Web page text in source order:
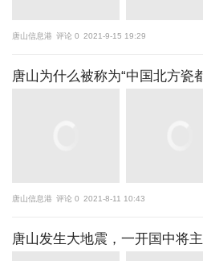
唐山信息港 评论 0 2021-9-15 19:29
唐山为什么被称为“中国北方瓷
唐山信息港 评论 0 2021-8-11 10:43
唐山发生大地震，一开国中将